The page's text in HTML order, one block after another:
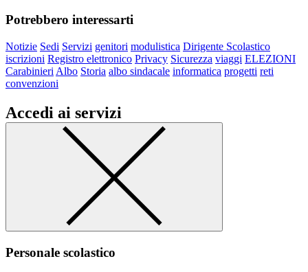
Potrebbero interessarti
Notizie Sedi Servizi genitori modulistica Dirigente Scolastico
iscrizioni Registro elettronico Privacy Sicurezza viaggi ELEZIONI
Carabinieri Albo Storia albo sindacale informatica progetti reti
convenzioni
Accedi ai servizi
Personale scolastico